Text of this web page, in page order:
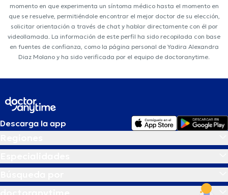
momento en que experimenta un síntoma médico hasta el momento en
que se resuelve, permitiéndole encontrar el mejor doctor de su elección,
solicitar orientación a través de chat y hablar directamente con él por
videollamada. La información de este perfil ha sido recopilada con base
en fuentes de confianza, como la página personal de Yadira Alexandra
Diaz Molano y ha sido verificada por el equipo de doctoranytime.
Descarga la app